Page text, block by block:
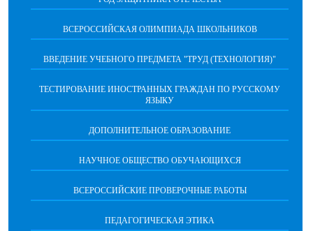
ВСЕРОССИЙСКАЯ ОЛИМПИАДА ШКОЛЬНИКОВ
ВВЕДЕНИЕ УЧЕБНОГО ПРЕДМЕТА "ТРУД (ТЕХНОЛОГИЯ)"
ТЕСТИРОВАНИЕ ИНОСТРАННЫХ ГРАЖДАН ПО РУССКОМУ
ЯЗЫКУ
ДОПОЛНИТЕЛЬНОЕ ОБРАЗОВАНИЕ
НАУЧНОЕ ОБЩЕСТВО ОБУЧАЮЩИХСЯ
ВСЕРОССИЙСКИЕ ПРОВЕРОЧНЫЕ РАБОТЫ
ПЕДАГОГИЧЕСКАЯ ЭТИКА